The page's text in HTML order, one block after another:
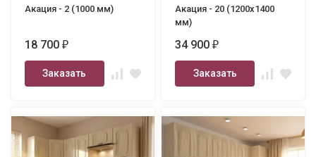
Акация - 2 (1000 мм)
18 700₽
Заказать
Акация - 20 (1200х1400
мм)
34 900₽
Заказать